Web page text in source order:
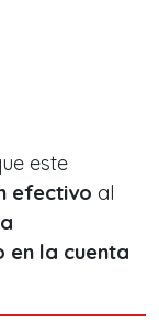
este
efectivo al
en la cuenta